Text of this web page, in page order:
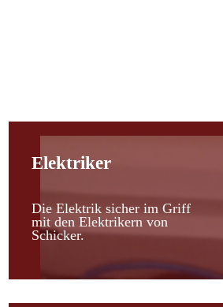
Elektriker
Die Elektrik sicher im Griff
mit den Elektrikern von
Schicker.